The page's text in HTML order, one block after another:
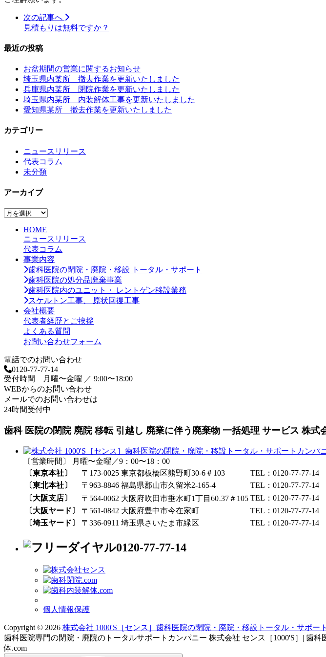
次の記事へ
見積もりは無料ですか？
最近の投稿
お盆期間の営業に関するお知らせ
埼玉県内某所 撤去作業を更新いたしました
兵庫県内某所 閉院作業を更新いたしました
埼玉県内某所 内装解体工事を更新いたしました
愛知県某所 撤去作業を更新いたしました
カテゴリー
ニュースリリース
代表コラム
未分類
アーカイブ
ア
HOME
ニュースリリース
代表コラム
事業内容
歯科医院の閉院・廃院・移設 トータル・サポート
歯科医院の処分品廃棄事業
歯科医院内のユニット・ レントゲン移設業務
スケルトン工事、 原状回復工事
会社概要
代表者経歴とご挨拶
よくある質問
お問い合わせフォーム
電話でのお問い合わせ
0120-77-77-14
受付時間 月曜〜金曜 ／ 9:00〜18:00
WEBからのお問い合わせ
メールでのお問い合わせは
24時間受付中
歯科 医院の閉院 廃院 移転 引越し 廃業に伴う廃棄物 一括処理 サービス 株式
〔営業時間〕 月曜〜金曜／9：00〜18：00
〔東京本社〕
〒173-0025 東京都板橋区熊野町30-6＃103
TEL：0120-77-77-14
〔東北本社〕
〒963-8846 福島県郡山市久留米2-165-4
TEL：0120-77-77-14
〔大阪支店〕
〒564-0062 大阪府吹田市垂水町1丁目60₋37＃105 TEL：0120-77-77-14
〔大阪ヤード〕
〒561-0842 大阪府豊中市今在家町
TEL：0120-77-77-14
〔埼玉ヤード〕
〒336-0911 埼玉県さいたま市緑区 TEL：0120-77-77-14
0120-77-77-14
個人情報保護
Copyright © 2026 株式会社 1000'S［センス］歯科医院の閉院・廃院・移設トータル・サポー
歯科医院専門の閉院・廃院のトータルサポートカンパニー 株式会社 センス［1000'S］| 歯
体.com